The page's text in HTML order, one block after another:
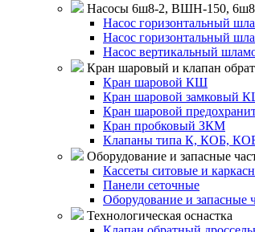
Насосы 6ш8-2, ВШН-150, 6ш8
Насос горизонтальный
Насос горизонтальный
Насос вертикальный
Кран шаровый и клапан
Кран шаровой КШ
Кран шаровой замковый
Кран шаровой
Кран пробковый ЗКМ
Клапаны типа К, КОБ,
Оборудование и запасные
Кассеты ситовые и
Панели сеточные
Оборудование и запасные
Технологическая оснастка